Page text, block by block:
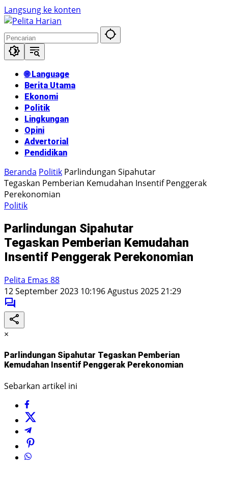
Langsung ke konten
🌐 Language
Berita Utama
Ekonomi
Politik
Lingkungan
Opini
Advertorial
Pendidikan
Beranda Politik Parlindungan Sipahutar
Tegaskan Pemberian Kemudahan Insentif Penggerak
Perekonomian
Politik
Parlindungan Sipahutar
Tegaskan Pemberian Kemudahan
Insentif Penggerak Perekonomian
Pelita Emas 88
12 September 2023 10:196 Agustus 2025 21:29
×
Parlindungan Sipahutar Tegaskan Pemberian
Kemudahan Insentif Penggerak Perekonomian
Sebarkan artikel ini